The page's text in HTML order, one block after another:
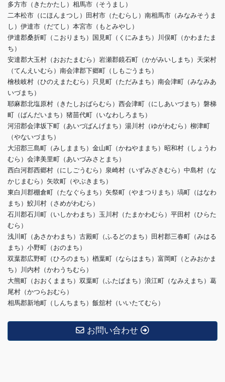
多方市（きたかたし）相馬市（そうまし）
二本松市（にほんまつし）田村市（たむらし）南相馬市（みなみそうま
し）伊達市（だてし）本宮市（もとみやし）
伊達郡桑折町（こおりまち）国見町（くにみまち）川俣町（かわまたま
ち）
安達郡大玉村（おおたまむら）岩瀬郡鏡石町（かがみいしまち）天栄村
（てんえいむら）南会津郡下郷町（しもごうまち）
檜枝岐村（ひのえまたむら）只見町（ただみまち）南会津町（みなみあ
いづまち）
耶麻郡北塩原村（きたしおばらむら）西会津町（にしあいづまち）磐梯
町（ばんだいまち）猪苗代町（いなわしろまち）
河沼郡会津坂下町（あいづばんげまち）湯川村（ゆがわむら）柳津町
（やないづまち）
大沼郡三島町（みしままち）金山町（かねやままち）昭和村（しょうわ
むら）会津美里町（あいづみさとまち）
西白河郡西郷村（にしごうむら）泉崎村（いずみざきむら）中島村（な
かじまむら）矢吹町（やぶきまち）
東白川郡棚倉町（たなぐらまち）矢祭町（やまつりまち）塙町（はなわ
まち）鮫川村（さめがわむら）
石川郡石川町（いしかわまち）玉川村（たまかわむら）平田村（ひらた
むら）
浅川町（あさかわまち）古殿町（ふるどのまち）田村郡三春町（みはる
まち）小野町（おのまち）
双葉郡広野町（ひろのまち）楢葉町（ならはまち）富岡町（とみおかま
ち）川内村（かわうちむら）
大熊町（おおくままち）双葉町（ふたばまち）浪江町（なみえまち）葛
尾村（かつらおむら）
相馬郡新地町（しんちまち）飯舘村（いいたてむら）
お問い合わせ